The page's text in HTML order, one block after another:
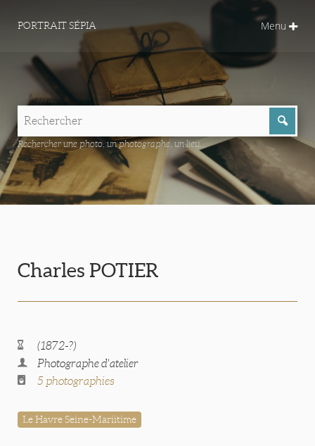
PORTRAIT SÉPIA Menu
Rechercher une photo, un photographe, un lieu...
Charles POTIER
(1872-?)
Photographe d'atelier
5 photographies
Le Havre Seine-Mariitime